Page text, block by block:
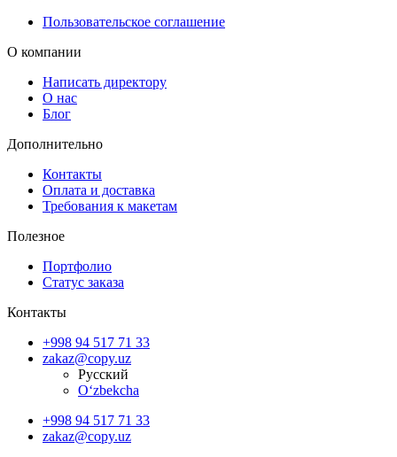
Пользовательское соглашение
О компании
Написать директору
О нас
Блог
Дополнительно
Контакты
Оплата и доставка
Требования к макетам
Полезное
Портфолио
Статус заказа
Контакты
+998 94 517 71 33
zakaz@copy.uz
Русский
O‘zbekcha
+998 94 517 71 33
zakaz@copy.uz